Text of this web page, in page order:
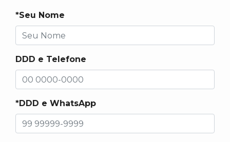
*Seu Nome
DDD e Telefone
*DDD e WhatsApp